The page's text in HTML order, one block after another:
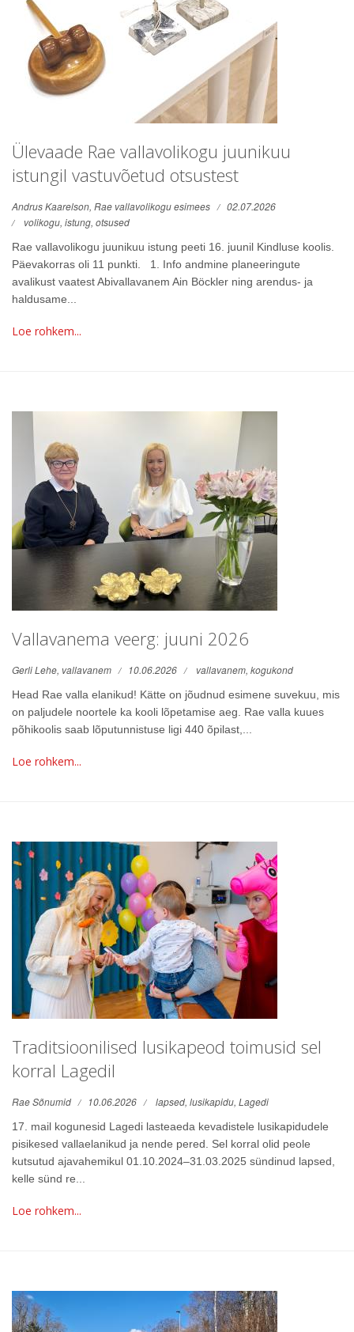
Ülevaade Rae vallavolikogu juunikuu
istungil vastuvõetud otsustest
Andrus Kaarelson, Rae vallavolikogu esimees
02.07.2026
volikogu, istung, otsused
Rae vallavolikogu juunikuu istung peeti 16. juunil Kindluse koolis.
Päevakorras oli 11 punkti. 1. Info andmine planeeringute
avalikust vaatest Abivallavanem Ain Böckler ning arendus- ja
haldusame...
Loe rohkem...
Vallavanema veerg: juuni 2026
Gerli Lehe, vallavanem 10.06.2026 vallavanem, kogukond
Head Rae valla elanikud! Kätte on jõudnud esimene suvekuu, mis
on paljudele noortele ka kooli lõpetamise aeg. Rae valla kuues
põhikoolis saab lõputunnistuse ligi 440 õpilast,...
Loe rohkem...
Traditsioonilised lusikapeod toimusid sel
korral Lagedil
Rae Sõnumid 10.06.2026 lapsed, lusikapidu, Lagedi
17. mail kogunesid Lagedi lasteaeda kevadistele lusikapidudele
pisikesed vallaelanikud ja nende pered. Sel korral olid peole
kutsutud ajavahemikul 01.10.2024–31.03.2025 sündinud lapsed,
kelle sünd re...
Loe rohkem...